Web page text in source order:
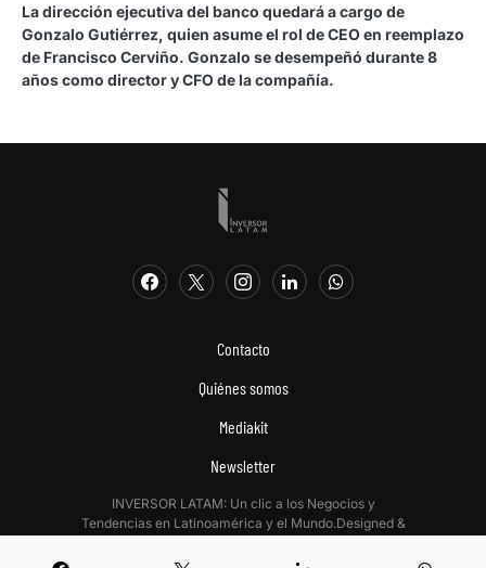
La dirección ejecutiva del banco quedará a cargo de
Gonzalo Gutiérrez, quien asume el rol de CEO en reemplazo
de Francisco Cerviño. Gonzalo se desempeñó durante 8
años como director y CFO de la compañía.
Contacto
Quiénes somos
Mediakit
Newsletter
INVERSOR LATAM: Un clic a los Negocios y
Tendencias en Latinoamérica y el Mundo.Designed &